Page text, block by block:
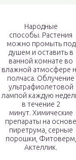
Народные
способы. Растения
можно промыть под
душем и оставить в
ванной комнате во
влажной атмосфере
полчаса. Облучение
ультрафиолетовой
лампой каждую
в течение 2
минут. Химические
препараты на основе
пиретрума, серные
порошки, Фитоверм,
Актеллик.